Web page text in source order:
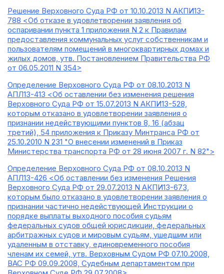
Решение Верховного Суда РФ от 10.10.2013 N АКПИ13-
788 <Об отказе в удовлетворении заявления об
оспаривании пункта 1 приложения N 2 к Правилам
предоставления коммунальных услуг собственникам и
пользователям помещений в многоквартирных домах и
жилых домов, утв. Постановлением Правительства РФ
от 06.05.2011 N 354>
Определение Верховного Суда РФ от 08.10.2013 N
АПЛ13-413 <Об оставлении без изменения решения
Верховного Суда РФ от 15.07.2013 N АКПИ13-528,
которым отказано в удовлетворении заявления о
признании недействующими пунктов 8, 16 (абзац
третий), 54 приложения к Приказу Минтранса РФ от
25.10.2010 N 231 "О внесении изменений в Приказ
Министерства транспорта РФ от 28 июня 2007 г. N 82">
Определение Верховного Суда РФ от 08.10.2013 N
АПЛ13-426 <Об оставлении без изменения Решения
Верховного Суда РФ от 29.07.2013 N АКПИ13-673,
которым было отказано в удовлетворении заявления о
признании частично недействующей Инструкции о
порядке выплаты выходного пособия судьям
федеральных судов общей юрисдикции, федеральных
арбитражных судов и мировым судьям, ушедшим или
удаленным в отставку, единовременного пособия
членам их семей, утв. Верховным Судом РФ 07.10.2008,
ВАС РФ 09.09.2008, Судебным департаментом при